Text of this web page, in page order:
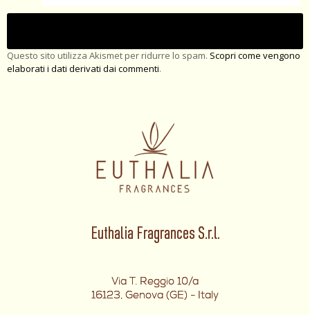
Questo sito utilizza Akismet per ridurre lo spam. Scopri come vengono
elaborati i dati derivati dai commenti.
Euthalia Fragrances S.r.l.
Via T. Reggio 10/a
16123, Genova (GE) - Italy